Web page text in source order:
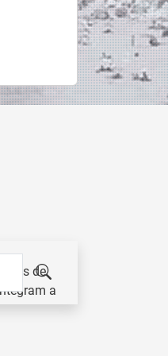
de
a